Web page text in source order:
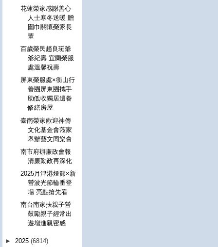
花蓮榮家感謝善心
人士寒冬送暖 贈
圍巾關懷榮家長
輩
百歲榮民趙良珽爺
爺紀壽 宜蘭榮服
處溫馨祝壽
屏東榮服處×衡山行
善團屏東團攜手
助低收獨居遺眷
修繕房屋
臺南榮家歡迎神傳
文化基金會蒞家
舉辦藝文同樂會
南市府辦廉政會報
清廉勤政再深化
2025月津港燈節×新
營波光節輪番登
場 亮點搶先看
南台南家扶親子營
鼓勵親子經常出
遊增進親密感
► 2025 (6814)